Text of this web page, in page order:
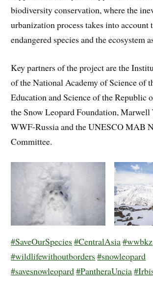
biodiversity conservation, where the
urbanization process takes into account
endangered species and the ecosystem
Key partners of the project are the
of the National Academy of Science of
Education and Science of the Republic
the Snow Leopard Foundation,
WWF-Russia and the UNESCO MAB
Committee.
#SaveOurSpecies#CentralAsia#wwbkz
#wildlifewithoutborders#snowleopard
#savesnowleopard#PantheraUncia